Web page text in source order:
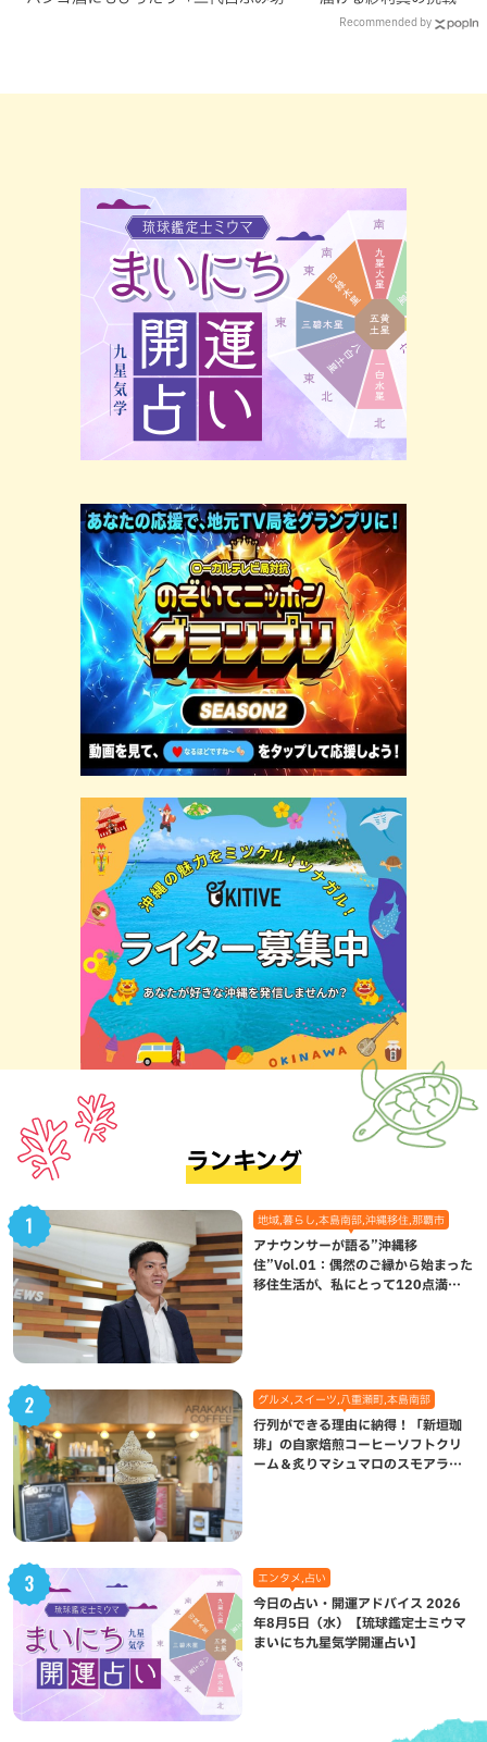
Recommended by
ランキング
地域,暮らし,本島南部,沖縄移住,那覇市
アナウンサーが語る”沖縄移
住”Vol.01：偶然のご縁から始まった
移住生活が、私にとって120点満点
グルメ,スイーツ,八重瀬町,本島南部
行列ができる理由に納得！「新垣珈
琲」の自家焙煎コーヒーソフトクリ
ーム＆炙りマシュマロのスモアラテ
エンタメ,占い
今日の占い・開運アドバイス 2026
年8月5日（水）【琉球鑑定士ミウマ
まいにち九星気学開運占い】